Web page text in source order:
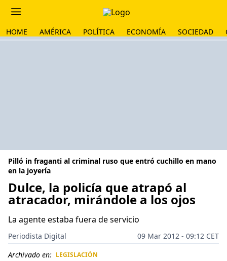
HOME AMÉRICA POLÍTICA ECONOMÍA SOCIEDAD
Pilló in fraganti al criminal ruso que entró cuchillo en mano
en la joyería
Dulce, la policía que atrapó al
atracador, mirándole a los ojos
La agente estaba fuera de servicio
Periodista Digital
09 Mar 2012 - 09:12 CET
Archivado en: LEGISLACIÓN